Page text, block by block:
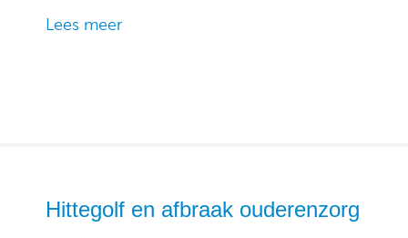
Lees meer
Hittegolf en afbraak ouderenzorg